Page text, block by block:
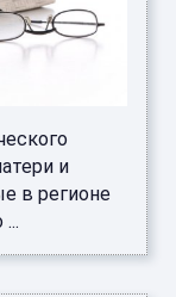
и
в регионе